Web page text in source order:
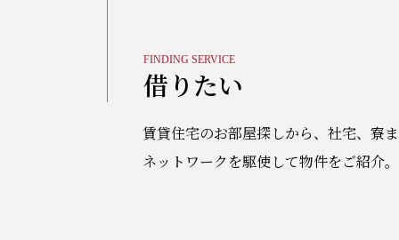
FINDING SERVICE
借りたい
賃貸住宅のお部屋探しから、社宅、寮
ネットワークを駆使して物件をご紹介。